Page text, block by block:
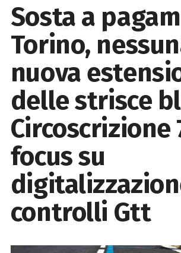
Sosta a
Torino,
nuova
delle strisce
Circoscrizione
focus su
controlli Gtt